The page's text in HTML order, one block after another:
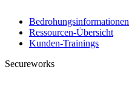
Bedrohungsinformationen
Ressourcen-Übersicht
Kunden-Trainings
Secureworks